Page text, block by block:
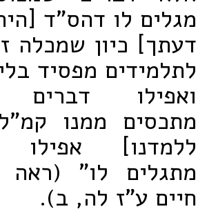
מגלים לו דהס"ד
דעתך] כיון שמכלה
לתלמידים מפסיד
ואפילו דברים
מתכסים ממנו
ללמדנו] אפילו
מתגלים לו"
חיים ע"ז לה, ב).